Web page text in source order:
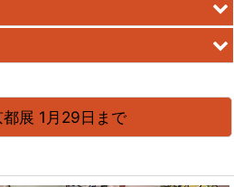
展 1月29日まで